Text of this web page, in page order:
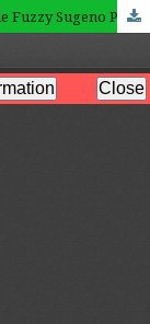
Analisis Stok Abu Batu Menggunakan Metode Fuzzy Sugeno Pada Perencanaan Kebutuhan Infrastruktur